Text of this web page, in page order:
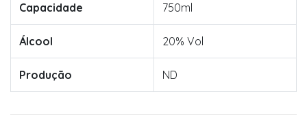
Capacidade 750ml
Álcool 20% Vol
Produção ND